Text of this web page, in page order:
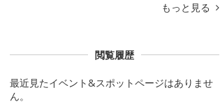
もっと見る
閲覧履歴
最近見たイベント&スポットページはありませ
ん。